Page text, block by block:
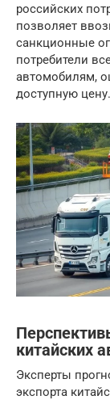
российских
позволяет
санкционные
потребители
автомобилям,
доступную цену.
китайских
Эксперты
экспорта